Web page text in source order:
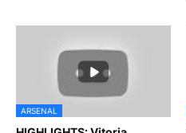
ARSENAL